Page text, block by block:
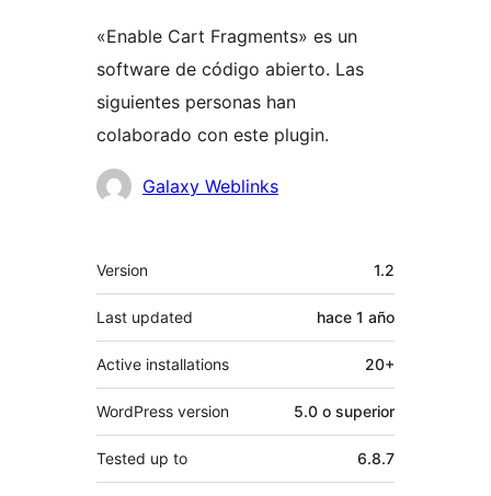
«Enable Cart Fragments» es un
software de código abierto. Las
siguientes personas han
colaborado con este plugin.
Colaboradores
Galaxy Weblinks
Meta
Version 1.2
Last updated hace 1 año
Active installations 20+
WordPress version 5.0 o superior
Tested up to 6.8.7